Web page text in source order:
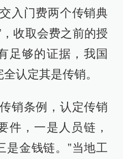
入门费两个传销典
收取会费之前的授
足够的证据，我国
认定其是传销。
销条例，认定传销
件，一是人员链，
是金钱链。”当地工